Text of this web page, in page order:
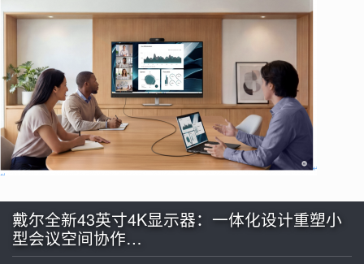
戴尔全新43英寸4K显示器：一体化设计重塑小
型会议空间协作…